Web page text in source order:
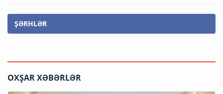
ŞƏRHLƏR
OXŞAR XƏBƏRLƏR